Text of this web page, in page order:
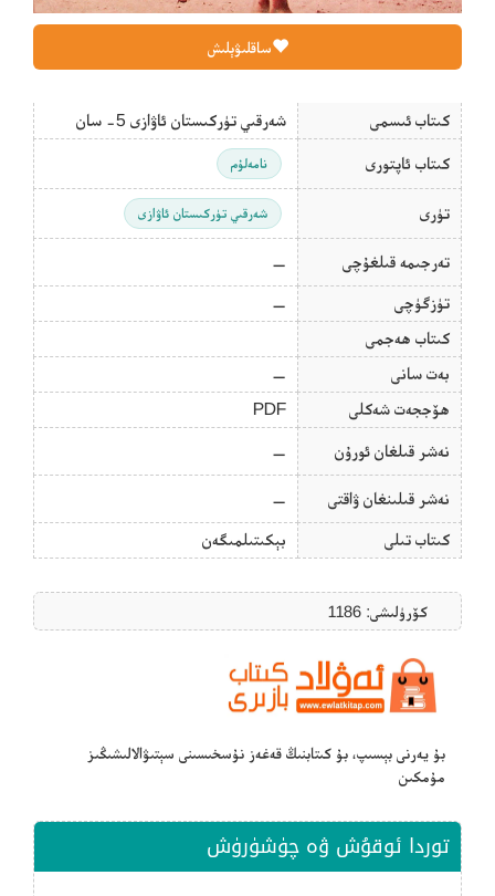
ساقلىۋېلىش
كىتاب ئىسمى شەرقىي تۈركىستان ئاۋازى 5- سان
كىتاب ئاپتورى نامەلۇم
تۈرى شەرقىي تۈركىستان ئاۋازى
تەرجىمە قىلغۇچى —
تۈزگۈچى
—
كىتاب ھەجمى
بەت سانى
—
ھۆججەت شەكلى
PDF
نەشر قىلغان ئورۇن —
نەشر قىلىنغان ۋاقتى —
كىتاب تىلى بېكىتىلمىگەن
كۆرۈلىشى: 1186
بۇ يەرنى بېسىپ، بۇ كىتابنىڭ قەغەز نۇسخىسىنى سېتىۋالالىشىڭىز
مۇمكىن
توردا ئوقۇش ۋە چۈشۈرۈش